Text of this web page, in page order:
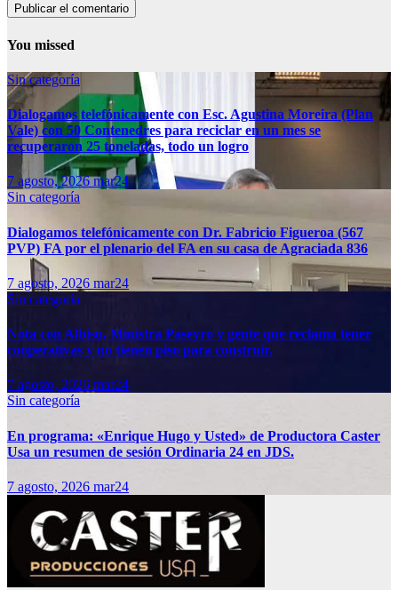
You missed
Sin categoría
Dialogamos telefónicamente con Esc. Agustina Moreira (Plan
Vale) con 50 Contenedres para reciclar en un mes se
recuperaron 25 toneladas, todo un logro
7 agosto, 2026mar24
Sin categoría
Dialogamos telefónicamente con Dr. Fabricio Figueroa (567
PVP) FA por el plenario del FA en su casa de Agraciada 836
7 agosto, 2026 mar24
Sin categoría
Nota con Albisu, Ministra Paseyro y gente que reclama tener
cooperativas y no tienen piso para construir.
7 agosto, 2026 mar24
Sin categoría
En programa: «Enrique Hugo y Usted» de Productora Caster
Usa un resumen de sesión Ordinaria 24 en JDS.
7 agosto, 2026 mar24